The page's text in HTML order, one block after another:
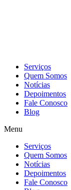
Serviços
Quem Somos
Notícias
Depoimentos
Fale Conosco
Blog
Menu
Serviços
Quem Somos
Notícias
Depoimentos
Fale Conosco